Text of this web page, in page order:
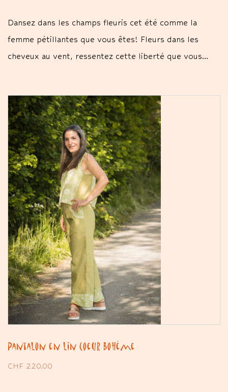
Dansez dans les champs fleuris cet été comme la
femme pétillantes que vous êtes! Fleurs dans les
cheveux au vent, ressentez cette liberté que vous…
Pantalon en lin Coeur Bohème
CHF 220.00